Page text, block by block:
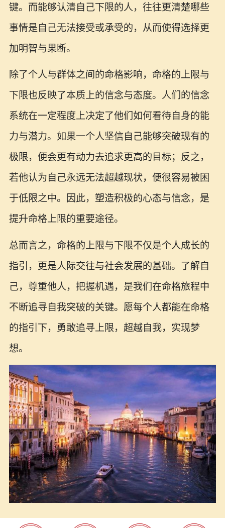
键。而能够认清自己下限的人，往往更清楚哪些
事情是自己无法接受或承受的，从而使得选择更
加明智与果断。
除了个人与群体之间的命格影响，命格的上限与
下限也反映了本质上的信念与态度。人们的信念
系统在一定程度上决定了他们如何看待自身的能
力与潜力。如果一个人坚信自己能够突破现有的
极限，便会更有动力去追求更高的目标；反之，
若他认为自己永远无法超越现状，便很容易被困
于低限之中。因此，塑造积极的心态与信念，是
提升命格上限的重要途径。
总而言之，命格的上限与下限不仅是个人成长的
指引，更是人际交往与社会发展的基础。了解自
己，尊重他人，把握机遇，是我们在命格旅程中
不断追寻自我突破的关键。愿每个人都能在命格
的指引下，勇敢追寻上限，超越自我，实现梦
想。